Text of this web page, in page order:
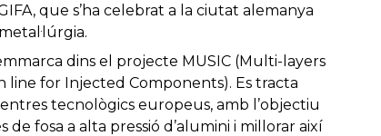
que s’ha celebrat a la ciutat alemanya
dins el projecte MUSIC (Multi-layers
for Injected Components). Es tracta
tecnològics europeus, amb l’objectiu
fosa a alta pressió d’alumini i millorar així